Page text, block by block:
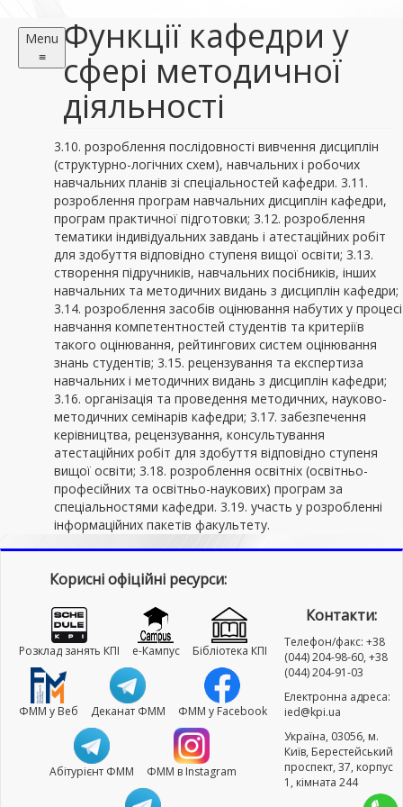
Menu
≡
Функції кафедри у
сфері методичної
діяльності
3.10. розроблення послідовності вивчення дисциплін
(структурно-логічних схем), навчальних і робочих
навчальних планів зі спеціальностей кафедри. 3.11.
розроблення програм навчальних дисциплін кафедри,
програм практичної підготовки; 3.12. розроблення
тематики індивідуальних завдань і атестаційних робіт
для здобуття відповідно ступеня вищої освіти; 3.13.
створення підручників, навчальних посібників, інших
навчальних та методичних видань з дисциплін кафедри;
3.14. розроблення засобів оцінювання набутих у процесі
навчання компетентностей студентів та критеріїв
такого оцінювання, рейтингових систем оцінювання
знань студентів; 3.15. рецензування та експертиза
навчальних і методичних видань з дисциплін кафедри;
3.16. організація та проведення методичних, науково-
методичних семінарів кафедри; 3.17. забезпечення
керівництва, рецензування, консультування
атестаційних робіт для здобуття відповідно ступеня
вищої освіти; 3.18. розроблення освітніх (освітньо-
професійних та освітньо-наукових) програм за
спеціальностями кафедри. 3.19. участь у розробленні
інформаційних пакетів факультету.
Корисні офіційні ресурси:
Розклад занять КПІ e-Кампус Бібліотека КПІ
ФММ у Веб Деканат ФММ ФММ у Facebook
Абітурієнт ФММ ФММ в Instagram
Контакти:
Телефон/факс: +38
(044) 204-98-60, +38
(044) 204-91-03
Електронна адреса:
ied@kpi.ua
Україна, 03056, м.
Київ, Берестейський
проспект, 37, корпус
1, кімната 244